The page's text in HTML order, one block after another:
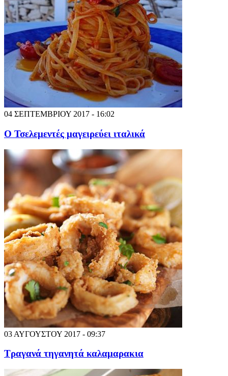
04 ΣΕΠΤΕΜΒΡΙΟΥ 2017 - 16:02
Ο Τσελεμεντές μαγειρεύει ιταλικά
03 ΑΥΓΟΥΣΤΟΥ 2017 - 09:37
Τραγανά τηγανητά καλαμαρακια